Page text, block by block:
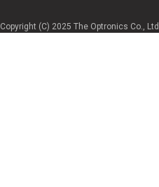
Copyright (C) 2025 The Optronics Co.,